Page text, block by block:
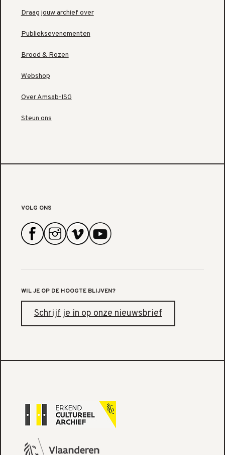
Draag jouw archief over
Publieksevenementen
Brood & Rozen
Webshop
Over Amsab-ISG
Steun ons
VOLG ONS
WIL JE OP DE HOOGTE BLIJVEN?
Schrijf je in op onze nieuwsbrief